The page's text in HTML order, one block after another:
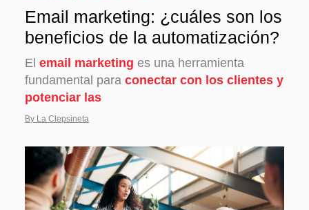
Email marketing: ¿cuáles son los
beneficios de la automatización?
El email marketing es una herramienta
fundamental para conectar con los clientes y
potenciar las
By La Clepsineta